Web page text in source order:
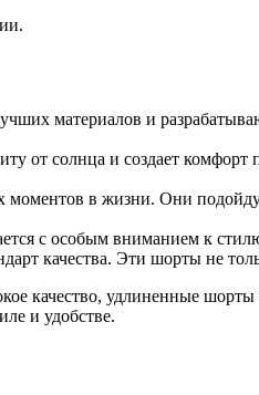
материалов и
от солнца и создает
в жизни. Они
с особым вниманием к
качества. Эти шорты не
качество, удлиненные
и удобстве.